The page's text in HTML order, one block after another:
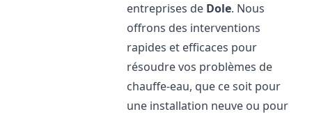
entreprises de Dole. Nous
offrons des interventions
rapides et efficaces pour
résoudre vos problèmes de
chauffe-eau, que ce soit pour
une installation neuve ou pour